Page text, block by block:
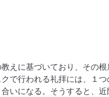
えに基づいており、その根
で行われる礼拝には、１
いになる。そうすると、